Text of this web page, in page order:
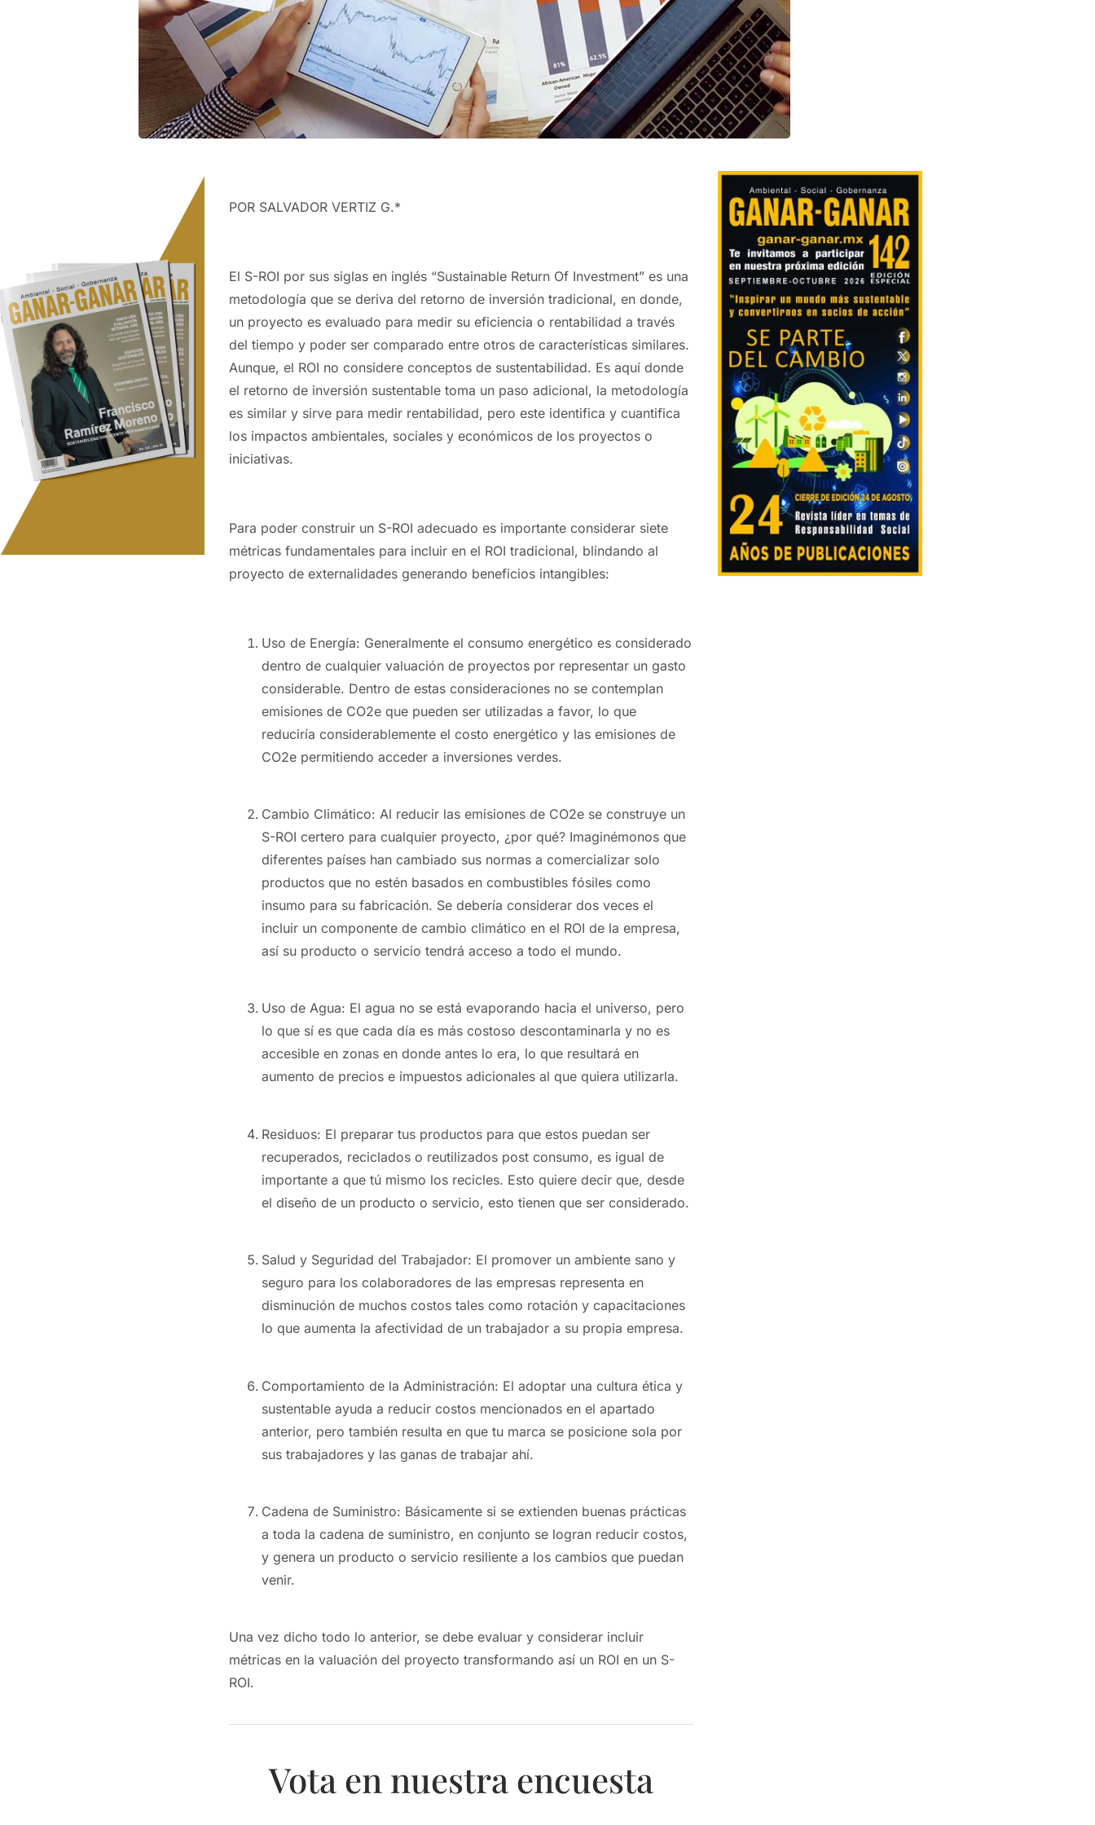
POR SALVADOR VERTIZ G.*
El S-ROI por sus siglas en inglés “Sustainable Return Of Investment” es una
metodología que se deriva del retorno de inversión tradicional, en donde,
un proyecto es evaluado para medir su eficiencia o rentabilidad a través
del tiempo y poder ser comparado entre otros de características similares.
Aunque, el ROI no considere conceptos de sustentabilidad. Es aquí donde
el retorno de inversión sustentable toma un paso adicional, la metodología
es similar y sirve para medir rentabilidad, pero este identifica y cuantifica
los impactos ambientales, sociales y económicos de los proyectos o
iniciativas.
Para poder construir un S-ROI adecuado es importante considerar siete
métricas fundamentales para incluir en el ROI tradicional, blindando al
proyecto de externalidades generando beneficios intangibles:
Uso de Energía: Generalmente el consumo energético es considerado
dentro de cualquier valuación de proyectos por representar un gasto
considerable. Dentro de estas consideraciones no se contemplan
emisiones de CO2e que pueden ser utilizadas a favor, lo que
reduciría considerablemente el costo energético y las emisiones de
CO2e permitiendo acceder a inversiones verdes.
Cambio Climático: Al reducir las emisiones de CO2e se construye un
S-ROI certero para cualquier proyecto, ¿por qué? Imaginémonos que
diferentes países han cambiado sus normas a comercializar solo
productos que no estén basados en combustibles fósiles como
insumo para su fabricación. Se debería considerar dos veces el
incluir un componente de cambio climático en el ROI de la empresa,
así su producto o servicio tendrá acceso a todo el mundo.
Uso de Agua: El agua no se está evaporando hacia el universo, pero
lo que sí es que cada día es más costoso descontaminarla y no es
accesible en zonas en donde antes lo era, lo que resultará en
aumento de precios e impuestos adicionales al que quiera utilizarla.
Residuos: El preparar tus productos para que estos puedan ser
recuperados, reciclados o reutilizados post consumo, es igual de
importante a que tú mismo los recicles. Esto quiere decir que, desde
el diseño de un producto o servicio, esto tienen que ser considerado.
Salud y Seguridad del Trabajador: El promover un ambiente sano y
seguro para los colaboradores de las empresas representa en
disminución de muchos costos tales como rotación y capacitaciones
lo que aumenta la afectividad de un trabajador a su propia empresa.
Comportamiento de la Administración: El adoptar una cultura ética y
sustentable ayuda a reducir costos mencionados en el apartado
anterior, pero también resulta en que tu marca se posicione sola por
sus trabajadores y las ganas de trabajar ahí.
Cadena de Suministro: Básicamente si se extienden buenas prácticas
a toda la cadena de suministro, en conjunto se logran reducir costos,
y genera un producto o servicio resiliente a los cambios que puedan
venir.
Una vez dicho todo lo anterior, se debe evaluar y considerar incluir
métricas en la valuación del proyecto transformando así un ROI en un S-
ROI.
Vota en nuestra encuesta